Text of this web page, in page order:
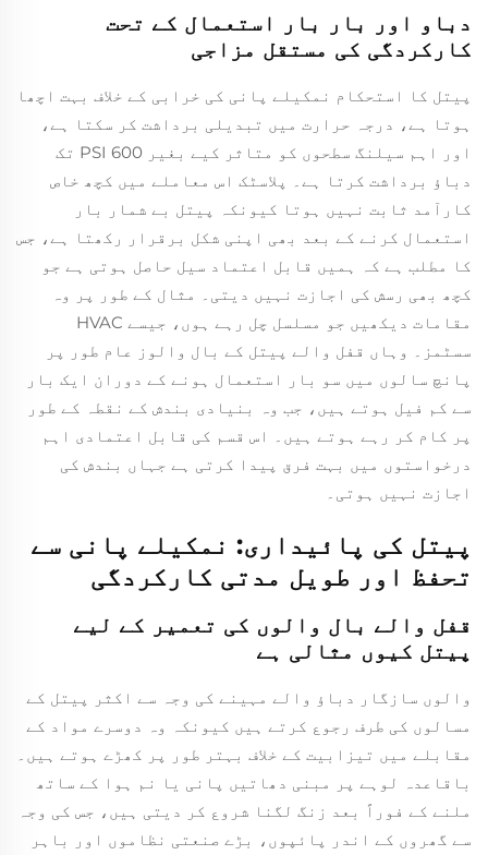
دباو اور بار بار استعمال کے تحت
کارکردگی کی مستقل مزاجی
پیتل کا استحکام نمکیلے پانی کی خرابی کے خلاف بہت اچھا
ہوتا ہے، درجہ حرارت میں تبدیلی برداشت کر سکتا ہے،
اور اہم سیلنگ سطحوں کو متاثر کیے بغیر 600 PSI تک
دباؤ برداشت کرتا ہے۔ پلاسٹک اس معاملے میں کچھ خاص
کارآمد ثابت نہیں ہوتا کیونکہ پیتل بے شمار بار
استعمال کرنے کے بعد بھی اپنی شکل برقرار رکھتا ہے، جس
کا مطلب ہے کہ ہمیں قابل اعتماد سیل حاصل ہوتی ہے جو
کچھ بھی رسش کی اجازت نہیں دیتی۔ مثال کے طور پر وہ
مقامات دیکھیں جو مسلسل چل رہے ہوں، جیسے HVAC
سسٹمز۔ وہاں قفل والے پیتل کے بال والوز عام طور پر
پانچ سالوں میں سو بار استعمال ہونے کے دوران ایک بار
سے کم فیل ہوتے ہیں، جب وہ بنیادی بندش کے نقطہ کے طور
پر کام کر رہے ہوتے ہیں۔ اس قسم کی قابل اعتمادی اہم
درخواستوں میں بہت فرق پیدا کرتی ہے جہاں بندش کی
اجازت نہیں ہوتی۔
پیتل کی پائیداری: نمکیلے پانی سے
تحفظ اور طویل مدتی کارکردگی
قفل والے بال والوں کی تعمیر کے لیے
پیتل کیوں مثالی ہے
والوں سازگار دباؤ والے مہینے کی وجہ سے اکثر پیتل کے
مسالوں کی طرف رجوع کرتے ہیں کیونکہ وہ دوسرے مواد کے
مقابلے میں تیزابیت کے خلاف بہتر طور پر کھڑے ہوتے ہیں۔
باقاعدہ لوہے پر مبنی دھاتیں پانی یا نم ہوا کے ساتھ
ملنے کے فوراً بعد زنگ لگنا شروع کر دیتی ہیں، جس کی وجہ
سے گھروں کے اندر پائپوں، بڑے صنعتی نظاموں اور باہر